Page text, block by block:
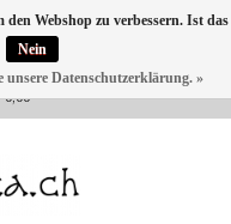
VERSAND ÜBER
0,00
Webshop zu verbessern. Ist das
Nein
Datenschutzerklärung. »